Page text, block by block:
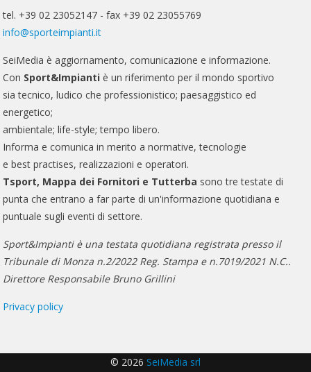
tel. +39 02 23052147 - fax +39 02 23055769
info@sporteimpianti.it
SeiMedia è aggiornamento, comunicazione e informazione.
Con Sport&Impianti è un riferimento per il mondo sportivo
sia tecnico, ludico che professionistico; paesaggistico ed
energetico;
ambientale; life-style; tempo libero.
Informa e comunica in merito a normative, tecnologie
e best practises, realizzazioni e operatori.
Tsport, Mappa dei Fornitori e Tutterba sono tre testate di
punta che entrano a far parte di un'informazione quotidiana e
puntuale sugli eventi di settore.
Sport&Impianti è una testata quotidiana registrata presso il
Tribunale di Monza n.2/2022 Reg. Stampa e n.7019/2021 N.C..
Direttore Responsabile Bruno Grillini
Privacy policy
© 2026 SeiMedia srl